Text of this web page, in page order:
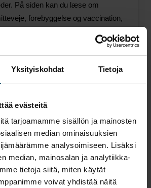
Yksityiskohdat Tietoja
evästeitä
tarjoamamme sisällön ja mainosten
median ominaisuuksien
analysoimiseen. Lisäksi
median, mainosalan ja analytiikka-
tietoja siitä, miten käytät
voivat yhdistää näitä
På siden kan du læse om
forebyggelse og vaccination,